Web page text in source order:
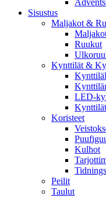
Sisustus
Maljakot &
Ruukut
Kynttilät &
LED-
Koristeet
Kulhot
Peilit
Taulut